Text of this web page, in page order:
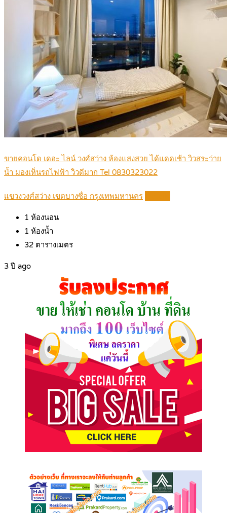
ขายคอนโด เดอะ ไลน์ วงศ์สว่าง ห้องแสงสวย ได้แดดเช้า วิวสระว่าย
น้ำ มองเห็นรถไฟฟ้า วิวดีมาก Tel 0830323022
แขวงวงศ์สว่าง เขตบางซื่อ กรุงเทพมหานคร
1 ห้องนอน
1 ห้องน้ำ
32 ตารางเมตร
3 ปี ago